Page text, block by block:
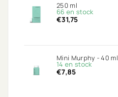
250 ml
66 en stock
€31,75
Mini Murphy - 40 ml
14 en stock
€7,85